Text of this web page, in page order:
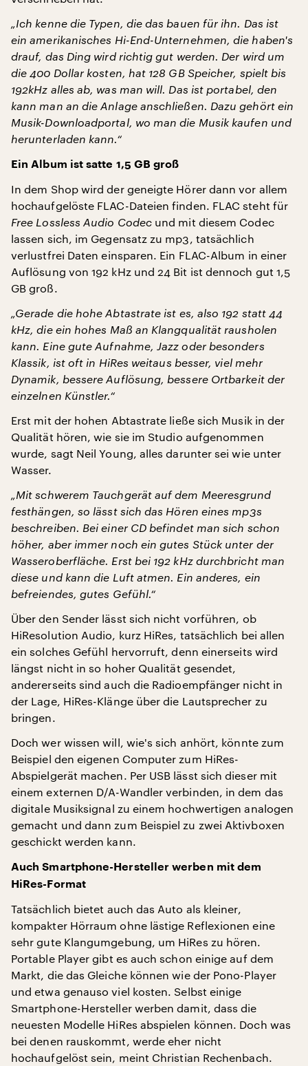
„Ich kenne die Typen, die das bauen für ihn. Das ist
ein amerikanisches Hi-End-Unternehmen, die haben's
drauf, das Ding wird richtig gut werden. Der wird um
die 400 Dollar kosten, hat 128 GB Speicher, spielt bis
192kHz alles ab, was man will. Das ist portabel, den
kann man an die Anlage anschließen. Dazu gehört ein
Musik-Downloadportal, wo man die Musik kaufen und
herunterladen kann.“
Ein Album ist satte 1,5 GB groß
In dem Shop wird der geneigte Hörer dann vor allem
hochaufgelöste FLAC-Dateien finden. FLAC steht für
Free Lossless Audio Codec und mit diesem Codec
lassen sich, im Gegensatz zu mp3, tatsächlich
verlustfrei Daten einsparen. Ein FLAC-Album in einer
Auflösung von 192 kHz und 24 Bit ist dennoch gut 1,5
GB groß.
„Gerade die hohe Abtastrate ist es, also 192 statt 44
kHz, die ein hohes Maß an Klangqualität rausholen
kann. Eine gute Aufnahme, Jazz oder besonders
Klassik, ist oft in HiRes weitaus besser, viel mehr
Dynamik, bessere Auflösung, bessere Ortbarkeit der
einzelnen Künstler.“
Erst mit der hohen Abtastrate ließe sich Musik in der
Qualität hören, wie sie im Studio aufgenommen
wurde, sagt Neil Young, alles darunter sei wie unter
Wasser.
„Mit schwerem Tauchgerät auf dem Meeresgrund
festhängen, so lässt sich das Hören eines mp3s
beschreiben. Bei einer CD befindet man sich schon
höher, aber immer noch ein gutes Stück unter der
Wasseroberfläche. Erst bei 192 kHz durchbricht man
diese und kann die Luft atmen. Ein anderes, ein
befreiendes, gutes Gefühl.“
Über den Sender lässt sich nicht vorführen, ob
HiResolution Audio, kurz HiRes, tatsächlich bei allen
ein solches Gefühl hervorruft, denn einerseits wird
längst nicht in so hoher Qualität gesendet,
andererseits sind auch die Radioempfänger nicht in
der Lage, HiRes-Klänge über die Lautsprecher zu
bringen.
Doch wer wissen will, wie's sich anhört, könnte zum
Beispiel den eigenen Computer zum HiRes-
Abspielgerät machen. Per USB lässt sich dieser mit
einem externen D/A-Wandler verbinden, in dem das
digitale Musiksignal zu einem hochwertigen analogen
gemacht und dann zum Beispiel zu zwei Aktivboxen
geschickt werden kann.
Auch Smartphone-Hersteller werben mit dem
HiRes-Format
Tatsächlich bietet auch das Auto als kleiner,
kompakter Hörraum ohne lästige Reflexionen eine
sehr gute Klangumgebung, um HiRes zu hören.
Portable Player gibt es auch schon einige auf dem
Markt, die das Gleiche können wie der Pono-Player
und etwa genauso viel kosten. Selbst einige
Smartphone-Hersteller werben damit, dass die
neuesten Modelle HiRes abspielen können. Doch was
bei denen rauskommt, werde eher nicht
hochaufgelöst sein, meint Christian Rechenbach.